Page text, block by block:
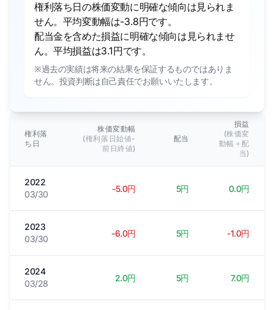
権利落ち日の株価変動に明確な傾向は見られま
せん。平均変動幅は-3.8円です。
配当金を含めた損益に明確な傾向は見られませ
ん。平均損益は3.1円です。
※過去の実績は将来の結果を保証するものではありま
せん。投資判断は自己責任でお願いいたします。
権利落
ち日
株価変動幅
(権利落日始値-
前日終値)
配当
損益
(株価変
動幅＋配
当)
2022
03/30
-5.0円 5円 0.0円
2023
03/30
-6.0円 5円 -1.0円
2024
03/28
2.0円 5円 7.0円